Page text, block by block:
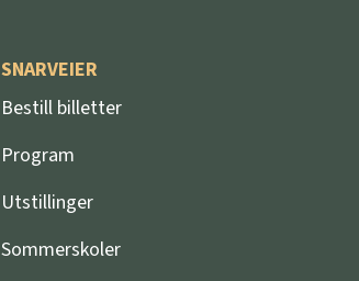
SNARVEIER
Bestill billetter
Program
Utstillinger
Sommerskoler